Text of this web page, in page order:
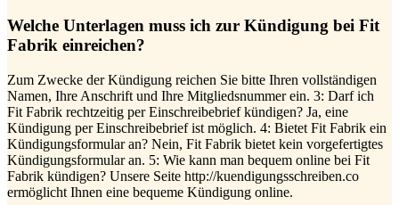
Welche Unterlagen muss ich zur Kündigung bei Fit
Fabrik einreichen?
Zum Zwecke der Kündigung reichen Sie bitte Ihren vollständigen
Namen, Ihre Anschrift und Ihre Mitgliedsnummer ein. 3: Darf ich
Fit Fabrik rechtzeitig per Einschreibebrief kündigen? Ja, eine
Kündigung per Einschreibebrief ist möglich. 4: Bietet Fit Fabrik ein
Kündigungsformular an? Nein, Fit Fabrik bietet kein vorgefertigtes
Kündigungsformular an. 5: Wie kann man bequem online bei Fit
Fabrik kündigen? Unsere Seite http://kuendigungsschreiben.co
ermöglicht Ihnen eine bequeme Kündigung online.